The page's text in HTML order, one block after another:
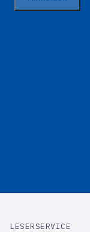
LESERSERVICE